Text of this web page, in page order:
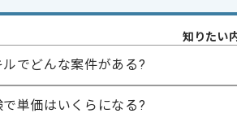
歓迎スキル
・Javaを用いたバージョンアップ経験
スキルに不安がある方へ
上記に似た経験やスキルをお持ちであれば申
知りたい
ルでどんな案件がある?
で単価はいくらになる?